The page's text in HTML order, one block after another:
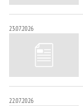
23.07.2026
22.07.2026